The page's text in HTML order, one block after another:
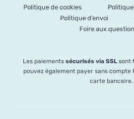
Politique de cookies
Politique d’envoi
Foire aux
Les paiementssécurisés via SSLsont
pouvez également payer sans compte
carte bancaire.